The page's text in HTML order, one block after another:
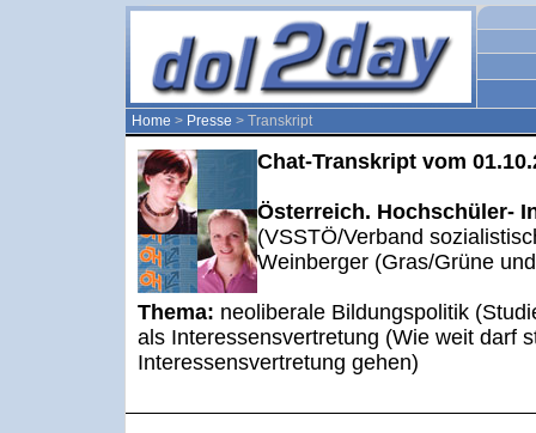
Home > Presse > Transkript
Chat-Transkript vom
Österreich. Hochschüler-
(VSSTÖ/Verband
Weinberger (Gras/Grüne
Thema: neoliberale Bildungspolitik
als Interessensvertretung (Wie weit darf
Interessensvertretung gehen)